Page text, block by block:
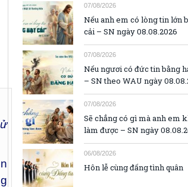
07/08/2026
Nếu anh em có lòng tin lớn
cải – SN ngày 08.08.2026
07/08/2026
Nếu ngươi có đức tin bằng
– SN theo WAU ngày
07/08/2026
Sẽ chẳng có gì mà anh em
làm được – SN ngày
06/08/2026
Hôn lễ cùng đấng tình quân